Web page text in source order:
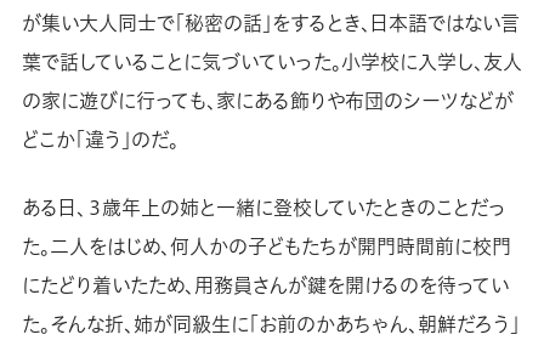
が集い大人同士で「秘密の話」をするとき、日本語ではない言
葉で話していることに気づいていった。小学校に入学し、友人
の家に遊びに行っても、家にある飾りや布団のシーツなどが
どこか「違う」のだ。
ある日、３歳年上の姉と一緒に登校していたときのことだっ
た。二人をはじめ、何人かの子どもたちが開門時間前に校門
にたどり着いたため、用務員さんが鍵を開けるのを待ってい
た。そんな折、姉が同級生に「お前のかあちゃん、朝鮮だろう」